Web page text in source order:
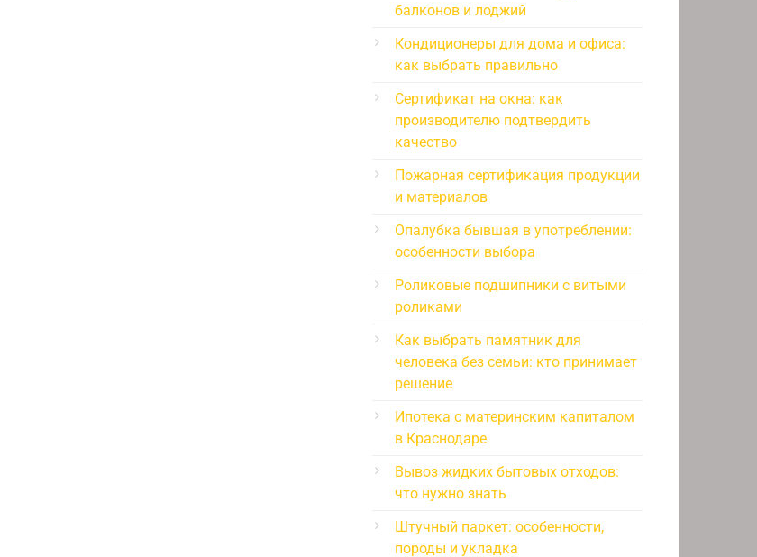
балконов и лоджий
Кондиционеры для дома и офиса:
как выбрать правильно
Сертификат на окна: как
производителю подтвердить
качество
Пожарная сертификация продукции
и материалов
Опалубка бывшая в употреблении:
особенности выбора
Роликовые подшипники с витыми
роликами
Как выбрать памятник для
человека без семьи: кто принимает
решение
Ипотека с материнским капиталом
в Краснодаре
Вывоз жидких бытовых отходов:
что нужно знать
Штучный паркет: особенности,
породы и укладка